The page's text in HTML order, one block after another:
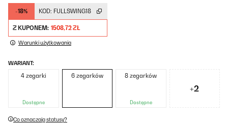
-18% KOD: FULLSWING18
Z KUPONEM: 1508,72 ZŁ
Warunki użytkowania
WARIANT:
4 zegarki
Dostępne
6 zegarków 8 zegarków
Dostępne
+2
Co oznaczają statusy?